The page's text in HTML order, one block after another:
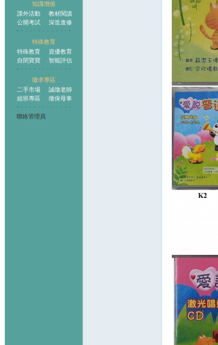
知識增值
課外活動
教材閱讀
公開考試
深造進修
特殊教育
特殊教育
資優教育
自閉寶寶
智能評估
徵求專區
二手市場
誠徵老師
組班專區
徵保母車
聯絡管理員